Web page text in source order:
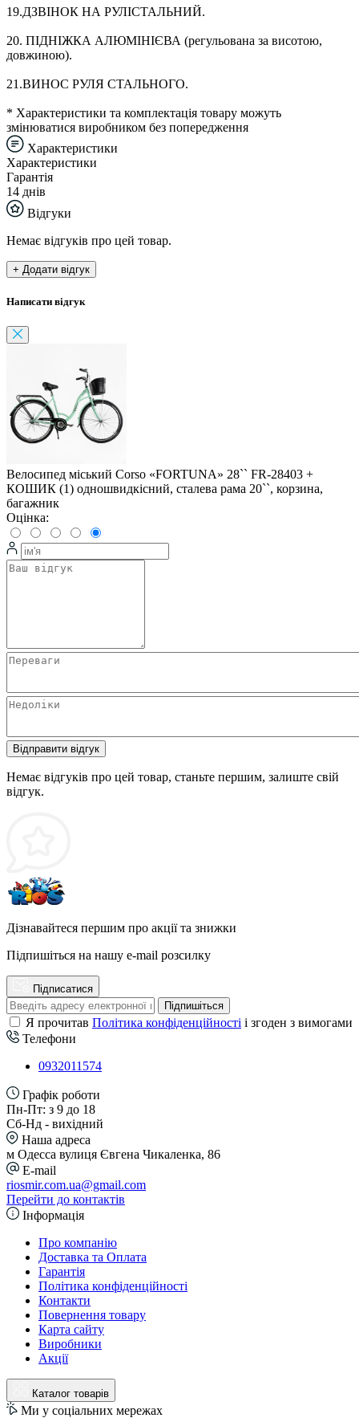
19.ДЗВІНОК НА РУЛІСТАЛЬНИЙ.
20. ПІДНІЖКА АЛЮМІНІЄВА (регульована за висотою,
довжиною).
21.ВИНОС РУЛЯ СТАЛЬНОГО.
* Характеристики та комплектація товару можуть
змінюватися виробником без попередження
Характеристики
Характеристики
Гарантія
14 днів
Відгуки
Немає відгуків про цей товар.
+ Додати відгук
Написати відгук
Велосипед міський Corso «FORTUNA» 28`` FR-28403 +
КОШИК (1) одношвидкісний, сталева рама 20``, корзина,
багажник
Оцінка:
Відправити відгук
Немає відгуків про цей товар, станьте першим, залиште свій
відгук.
Дізнавайтеся першим про акції та знижки
Підпишіться на нашу e-mail розсилку
Підписатися
Підпишіться
Я прочитав Політика конфіденційності і згоден з вимогами
Телефони
0932011574
Графік роботи
Пн-Пт: з 9 до 18
Сб-Нд - вихідний
Наша адреса
м Одесса вулиця Євгена Чикаленка, 86
E-mail
riosmir.com.ua@gmail.com
Перейти до контактів
Інформація
Про компанію
Доставка та Оплата
Гарантія
Політика конфіденційності
Контакти
Повернення товару
Карта сайту
Виробники
Акції
Каталог товарів
Ми у соціальних мережах